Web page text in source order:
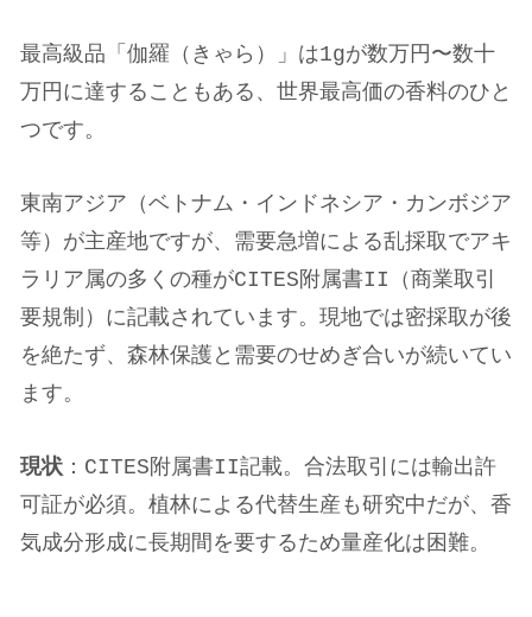
最高級品「伽羅（きゃら）」は1gが数万円〜数十
万円に達することもある、世界最高価の香料のひと
つです。
東南アジア（ベトナム・インドネシア・カンボジア
等）が主産地ですが、需要急増による乱採取でアキ
ラリア属の多くの種がCITES附属書II（商業取引
要規制）に記載されています。現地では密採取が後
を絶たず、森林保護と需要のせめぎ合いが続いてい
ます。
現状：CITES附属書II記載。合法取引には輸出許
可証が必須。植林による代替生産も研究中だが、香
気成分形成に長期間を要するため量産化は困難。